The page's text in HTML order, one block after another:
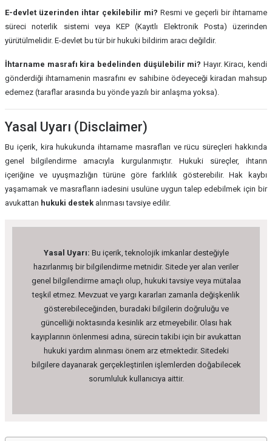
E-devlet üzerinden ihtar çekilebilir mi? Resmi ve geçerli bir ihtarname
süreci noterlik sistemi veya KEP (Kayıtlı Elektronik Posta) üzerinden
yürütülmelidir. E-devlet bu tür bir hukuki bildirim aracı değildir.
İhtarname masrafı kira bedelinden düşülebilir mi? Hayır. Kiracı, kendi
gönderdiği ihtarnamenin masrafını ev sahibine ödeyeceği kiradan mahsup
edemez (taraflar arasında bu yönde yazılı bir anlaşma yoksa).
Yasal Uyarı (Disclaimer)
Bu içerik, kira hukukunda ihtarname masrafları ve rücu süreçleri hakkında
genel bilgilendirme amacıyla kurgulanmıştır. Hukuki süreçler, ihtarın
içeriğine ve uyuşmazlığın türüne göre farklılık gösterebilir. Hak kaybı
yaşamamak ve masrafların iadesini usulüne uygun talep edebilmek için bir
avukattan hukuki destek alınması tavsiye edilir.
Yasal Uyarı: Bu içerik, teknolojik imkanlar desteğiyle
hazırlanmış bir bilgilendirme metnidir. Sitede yer alan veriler
genel bilgilendirme amaçlı olup, hukuki tavsiye veya mütalaa
teşkil etmez. Mevzuat ve yargı kararları zamanla değişkenlik
gösterebileceğinden, buradaki bilgilerin doğruluğu ve
güncelliği noktasında kesinlik arz etmeyebilir. Olası hak
kayıplarının önlenmesi adına, sürecin takibi için bir avukattan
hukuki yardım alınması önem arz etmektedir. Sitedeki
bilgilere dayanarak gerçekleştirilen işlemlerden doğabilecek
sorumluluk kullanıcıya aittir.